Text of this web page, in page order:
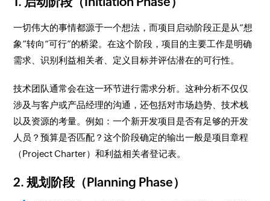
一切伟大的事情都源于一个想法，而项目启动阶段正是从“想
象”转向“可行”的桥梁。在这个阶段，项目的主要工作是明确
需求、识别利益相关者、定义目标并评估潜在的可行性。
技术团队通常会在这一环节进行需求分析。这种分析不仅仅
涉及与客户或产品经理的沟通，还包括对市场趋势、技术栈
以及资源的考量。例如：一个新开发项目是否有足够的开发
人员？预算是否匹配？这个阶段确定的输出一般是项目章程
（Project Charter）和利益相关者登记表。
2. 规划阶段（Planning Phase）